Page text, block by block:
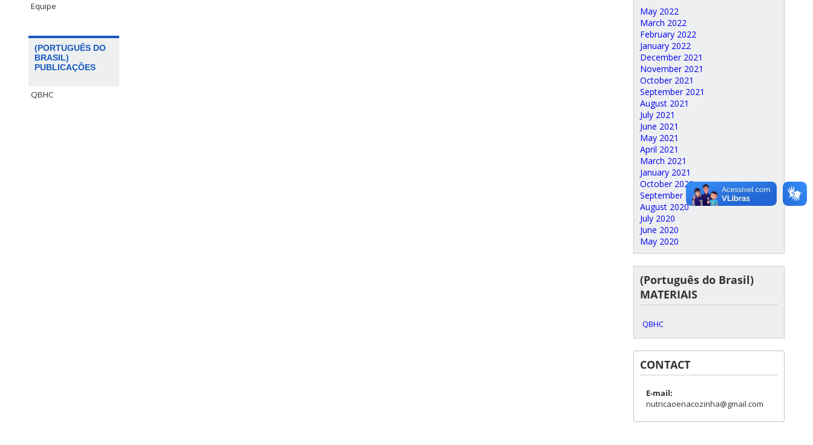
Equipe
(PORTUGUÊS DO
BRASIL)
PUBLICAÇÕES
QBHC
May 2022
March 2022
February 2022
January 2022
December 2021
November 2021
October 2021
September 2021
August 2021
July 2021
June 2021
May 2021
April 2021
March 2021
January 2021
October 2020
September 2020
August 2020
July 2020
June 2020
May 2020
(Português do Brasil)
MATERIAIS
QBHC
CONTACT
E-mail:
nutricaoenacozinha@gmail.com